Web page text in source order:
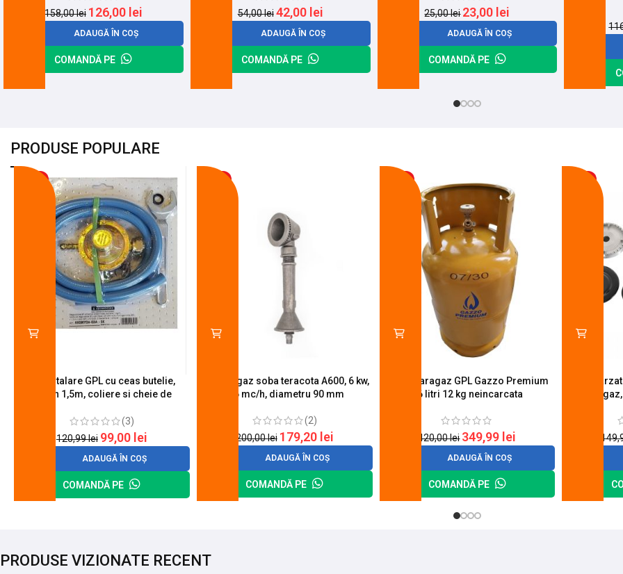
158,00lei 126,00 lei
ADAUGĂ ÎN COȘ
COMANDĂ PE
54,00lei 42,00 lei
ADAUGĂ ÎN COȘ
COMANDĂ PE
25,00lei 23,00 lei
ADAUGĂ ÎN COȘ
COMANDĂ PE
PRODUSE POPULARE
Kit instalare GPL cu ceas butelie,
furtun 1,5m, coliere si cheie de
(3)
120,99lei 99,00 lei
ADAUGĂ ÎN COȘ
COMANDĂ PE
Arzator gaz soba teracota A600, 6 kw,
0.6 mc/h, diametru 90 mm
(2)
200,00lei 179,20 lei
ADAUGĂ ÎN COȘ
COMANDĂ PE
Butelie aragaz GPL Gazzo Premium
26 litri 12 kg neincarcata
420,00lei 349,99 lei
ADAUGĂ ÎN COȘ
COMANDĂ PE
Set 4
PRODUSE VIZIONATE RECENT